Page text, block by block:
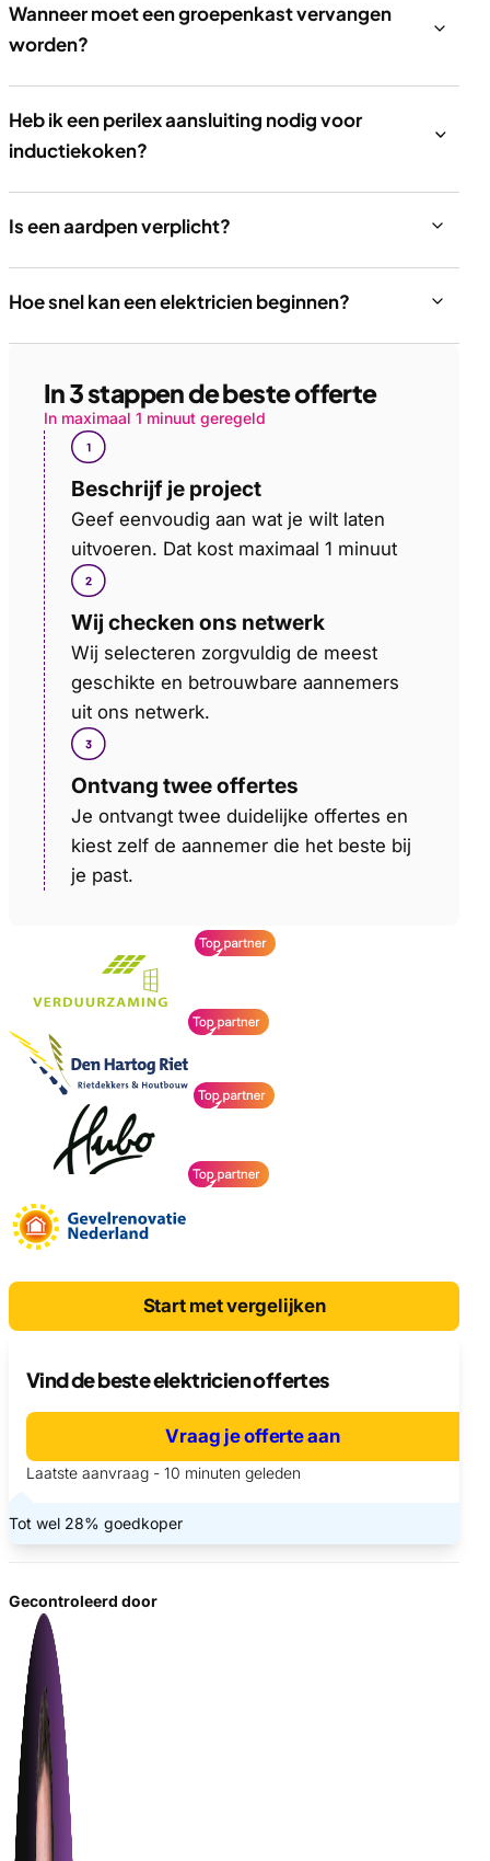
Wanneer moet een groepenkast vervangen
worden?
Heb ik een perilex aansluiting nodig voor
inductiekoken?
Is een aardpen verplicht?
Hoe snel kan een elektricien beginnen?
In 3 stappen de beste offerte
In maximaal 1 minuut geregeld
Beschrijf je project
Geef eenvoudig aan wat je wilt laten
uitvoeren. Dat kost maximaal 1 minuut
Wij checken ons netwerk
Wij selecteren zorgvuldig de meest
geschikte en betrouwbare aannemers
uit ons netwerk.
Ontvang twee offertes
Je ontvangt twee duidelijke offertes en
kiest zelf de aannemer die het beste bij
je past.
Start met vergelijken
Vind de beste elektricien offertes
Vraag je offerte aan
Laatste aanvraag - 10 minuten geleden
Tot wel 28% goedkoper
Gecontroleerd door